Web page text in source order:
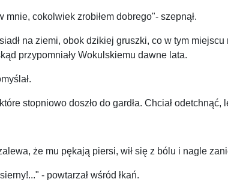
cokolwiek zrobiłem dobrego"- szepnął.
na ziemi, obok dzikiej gruszki, co w tym
przypomniały Wokulskiemu dawne lata.
stopniowo doszło do gardła. Chciał
że mu pękają piersi, wił się z bólu i nagle
- powtarzał wśród łkań.